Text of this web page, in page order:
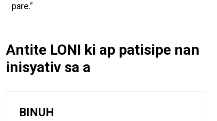
pare.”
Antite LONI ki ap patisipe nan
inisyativ sa a
BINUH